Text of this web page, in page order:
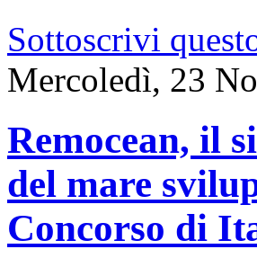
Sottoscrivi
Mercoledì, 23
Remocean, il
del mare
Concorso di